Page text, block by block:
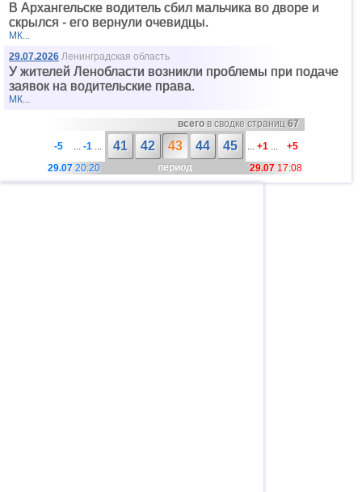
В Архангельске водитель сбил мальчика во дворе и
скрылся - его вернули очевидцы.
МК...
29.07.2026 Ленинградская область
У жителей Ленобласти возникли проблемы при подаче
заявок на водительские права.
МК...
всегов сводке страниц67
-5
...-1 ... 41 42 43 44 45 ...+1 ...
+5
29.07 20:20 период 29.07 17:08